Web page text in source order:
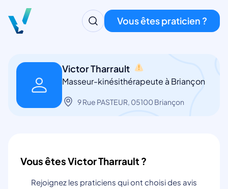
Vous êtes praticien ?
Victor Tharrault
Masseur-kinésithérapeute à Briançon
9 Rue PASTEUR, 05100 Briançon
Vous êtes Victor Tharrault ?
Rejoignez les praticiens qui ont choisi des avis